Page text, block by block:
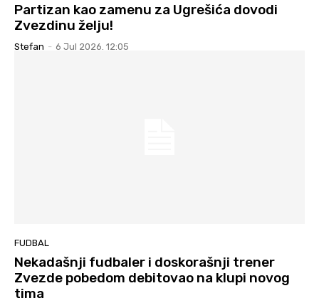
Partizan kao zamenu za Ugrešića dovodi
Zvezdinu želju!
Stefan - 6 Jul 2026. 12:05
FUDBAL
Nekadašnji fudbaler i doskorašnji trener
Zvezde pobedom debitovao na klupi novog
tima